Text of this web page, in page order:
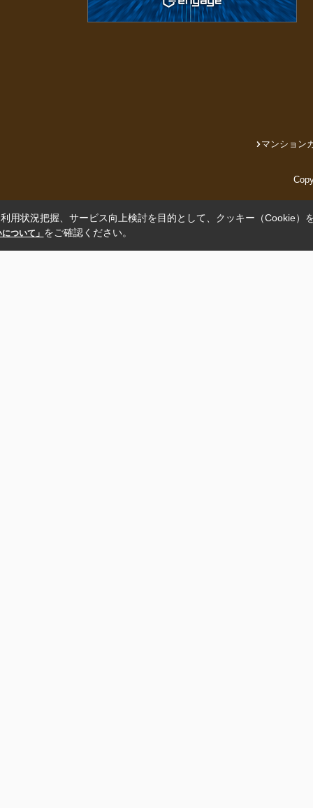
マンション
用状況把握、サービス向上検討を目的として、クッキー（Cookie）
ついて」 をご確認ください。